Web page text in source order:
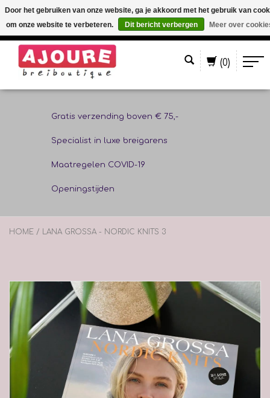
(0)
Gratis verzending boven € 75,-
Specialist in luxe breigarens
Maatregelen COVID-19
Openingstijden
HOME / LANA GROSSA - NORDIC KNITS 3
Door het gebruiken van onze website, ga je akkoord met het gebruik van
om onze website te verbeteren.
Dit bericht verbergen Meer over